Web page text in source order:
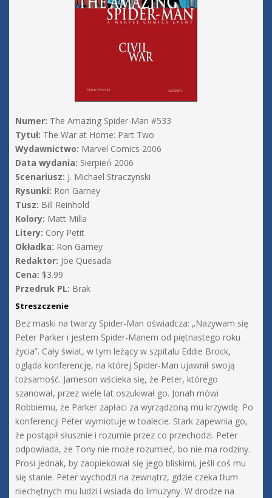
Numer: The Amazing Spider-Man #533
Tytuł: The War at Home: Part Two
Wydawnictwo: Marvel Comics 2006
Data wydania: Sierpień 2006
Scenariusz: J. Michael Straczynski
Rysunki: Ron Garney
Tusz: Bill Reinhold
Kolory: Matt Milla
Litery: Cory Petit
Okładka: Ron Garney
Redaktor: Joe Quesada
Cena: $3.99
Przedruk PL: Brak
Streszczenie
Bez maski na twarzy Spider-Man oświadcza: „Nazywam się
Peter Parker i jestem Spider-Manem od piętnastego roku
życia”. Cały świat, w tym leżący w szpitalu Eddie Brock,
ogląda konferencję, na której Spider-Man ujawnił swoją
tożsamość. Jameson wścieka się, że Peter, którego
szanował, przez wiele lat oszukiwał go. Jonah mówi
Robbiemu, że Parker zapłaci za wyrządzoną mu krzywdę. Po
konferencji Peter wymiotuje w toalecie. Stark zapewnia go,
że postąpił słusznie i rozumie przez co przechodzi. Peter
odpowiada, że Tony nie może rozumieć, bo nie ma rodziny.
Prosi jednak, by zaopiekował się jego bliskimi, jeśli coś mu
się stanie. Peter wychodzi na zewnątrz, gdzie czeka tłum
niechętnych mu ludzi i wsiada do limuzyny. W drodze na